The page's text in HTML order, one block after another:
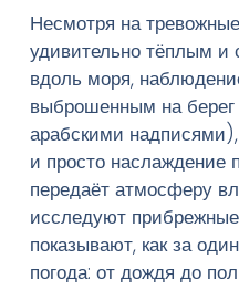
Несмотря на
удивительно тёплым и
вдоль моря,
выброшенным на
арабскими
и просто наслаждение
передаёт атмосферу
исследуют
показывают, как за
погода: от дождя до